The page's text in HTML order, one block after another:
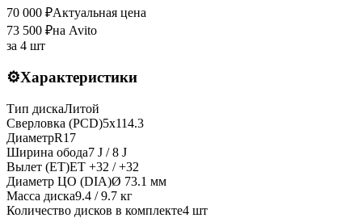
70 000 ₽Актуальная цена
73 500 ₽на Avito
за 4 шт
⚙️Характеристики
Тип дискаЛитой
Сверловка (PCD)5x114.3
ДиаметрR17
Ширина обода7 J / 8 J
Вылет (ET)ET +32 / +32
Диаметр ЦО (DIA)Ø 73.1 мм
Масса диска9.4 / 9.7 кг
Количество дисков в комплекте4 шт